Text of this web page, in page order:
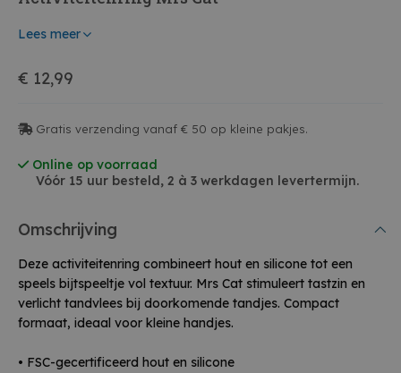
Lees meer
€ 12,99
Gratis verzending vanaf € 50 op kleine pakjes.
Online op voorraad
Vóór 15 uur besteld, 2 à 3 werkdagen levertermijn.
Omschrijving
Deze activiteitenring combineert hout en silicone tot een
speels bijtspeeltje vol textuur. Mrs Cat stimuleert tastzin en
verlicht tandvlees bij doorkomende tandjes. Compact
formaat, ideaal voor kleine handjes.
• FSC-gecertificeerd hout en silicone